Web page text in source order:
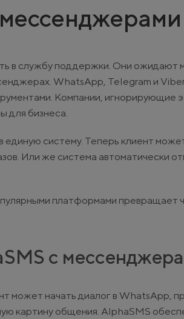
в службу поддержки. Они ожидают
WhatsApp, Telegram и
Компании, игнорирующие
для бизнеса.
систему. Теперь клиент
Или же система автоматически
платформами превращает
с
может начать диалог в WhatsApp,
картину общения. AlphaSMS